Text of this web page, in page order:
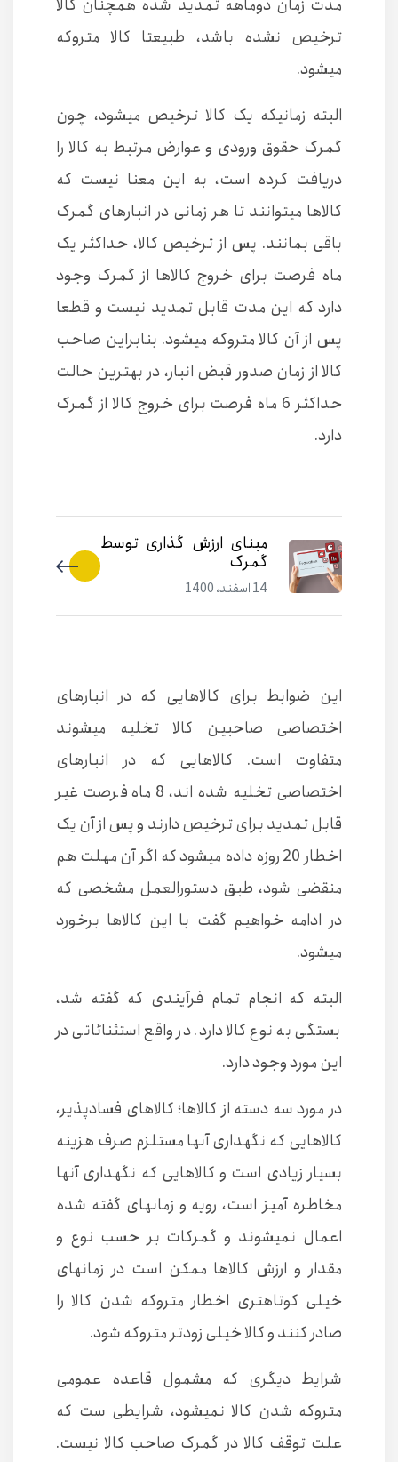
مدت زمان دوماهه تمدید شده همچنان کالا
ترخیص نشده باشد، طبیعتا کالا متروکه
میشود.
البته زمانیکه یک کالا ترخیص میشود، چون
گمرک حقوق ورودی و عوارض مرتبط به کالا را
دریافت کرده است، به این معنا نیست که
کالاها میتوانند تا هر زمانی در انبارهای گمرک
باقی بمانند. پس از ترخیص کالا، حداکثر یک
ماه فرصت برای خروج کالاها از گمرک وجود
دارد که این مدت قابل تمدید نیست و قطعا
پس از آن کالا متروکه میشود. بنابراین صاحب
کالا از زمان صدور قبض انبار، در بهترین حالت
حداکثر 6 ماه فرصت برای خروج کالا از گمرک
دارد.
مبنای ارزش گذاری توسط
گمرک
14 اسفند، 1400
این ضوابط برای کالاهایی که در انبارهای
اختصاصی صاحبین کالا تخلیه میشوند
متفاوت است. کالاهایی که در انبارهای
اختصاصی تخلیه شده اند، 8 ماه فرصت غیر
قابل تمدید برای ترخیص دارند و پس از آن یک
اخطار 20 روزه داده میشود که اگر آن مهلت هم
منقضی شود، طبق دستورالعمل مشخصی که
در ادامه خواهیم گفت با این کالاها برخورد
میشود.
البته که انجام تمام فرآیندی که گفته شد،
بستگی به نوع کالا دارد. در واقع استثنائاتی در
این مورد وجود دارد.
در مورد سه دسته از کالاها؛ کالاهای فسادپذیر،
کالاهایی که نگهداری آنها مستلزم صرف هزینه
بسیار زیادی است و کالاهایی که نگهداری آنها
مخاطره آمیز است، رویه و زمانهای گفته شده
اعمال نمیشوند و گمرکات بر حسب نوع و
مقدار و ارزش کالاها ممکن است در زمانهای
خیلی کوتاهتری اخطار متروکه شدن کالا را
صادر کنند و کالا خیلی زودتر متروکه شود.
شرایط دیگری که مشمول قاعده عمومی
متروکه شدن کالا نمیشود، شرایطی ست که
علت توقف کالا در گمرک صاحب کالا نیست.